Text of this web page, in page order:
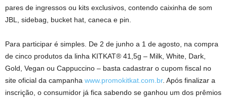
pares de ingressos ou kits exclusivos, contendo caixinha de som
JBL, sidebag, bucket hat, caneca e pin.
Para participar é simples. De 2 de junho a 1 de agosto, na compra
de cinco produtos da linha KITKAT® 41,5g – Milk, White, Dark,
Gold, Vegan ou Cappuccino – basta cadastrar o cupom fiscal no
site oficial da campanha www.promokitkat.com.br. Após finalizar a
inscrição, o consumidor já fica sabendo se ganhou um dos prêmios